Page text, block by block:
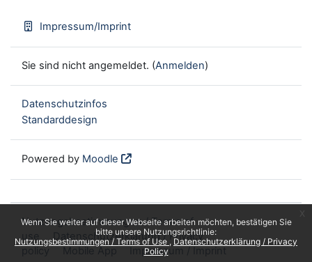
Wenn Sie weiter auf dieser Webseite arbeiten möchten, bestätigen Sie
bitte unsere Nutzungsrichtlinie:
Nutzungsbestimmungen / Terms of Use
Datenschutzerklärung / Privacy
Policy
Impressum/Imprint
Sie sind nicht angemeldet. (Anmelden)
Datenschutzinfos
Standarddesign
Powered by Moodle
Nutzungsbestimmungen / Terms of
use
Datenschutzerklärung / Privacy
policy
Mobile App Impressum / Imprint